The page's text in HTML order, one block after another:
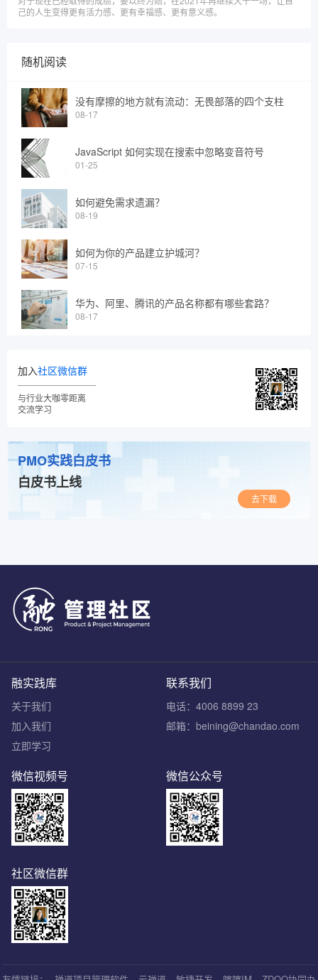
己的人生变得更有活力感、更有幸福感、更有意义感。
随机阅读
没有摩擦的地方就有流动：无畏部落的四个支柱
08-17
JavaScript 如何实现在搜索中忽略变音符号
01-25
如何避免需求遗漏？
08-19
如何为你的产品建立护城河？
07-15
华为、阿里、腾讯的产品名称都有哪些套路？
08-17
加入社区微信群
与行业大咖零距离
交流学习
PMO实践白皮书
白皮书上线
去下载
联系我们
电话：4006 8899 23
邮箱：beining@chandao.com
融实践库
关于我们
加入我们
立即学习
微信公众号
微信视频号
社区微信群